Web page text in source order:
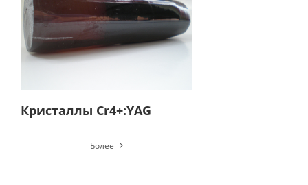
Кристаллы Cr4+:YAG
Более